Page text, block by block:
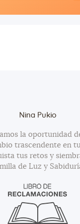
Nina Pukio
la oportunidad
trascendente en
tus retos y
de Luz y